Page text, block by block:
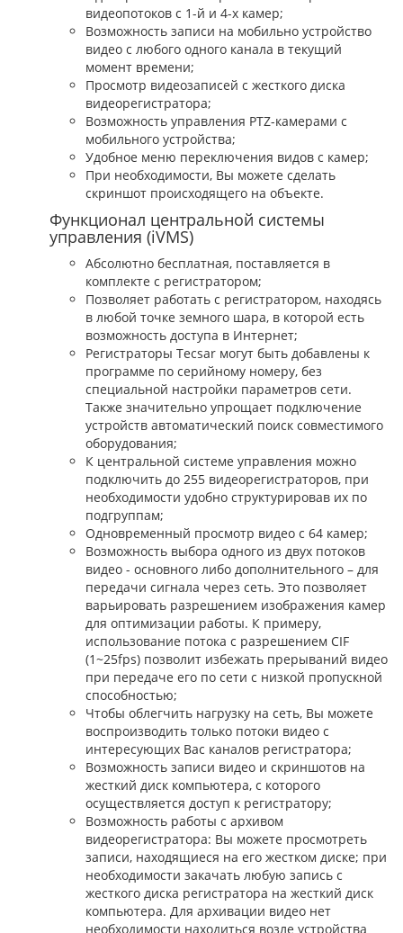
видеопотоков с 1-й и 4-х камер;
Возможность записи на мобильно устройство
видео с любого одного канала в текущий
момент времени;
Просмотр видеозаписей с жесткого диска
видеорегистратора;
Возможность управления PTZ-камерами с
мобильного устройства;
Удобное меню переключения видов с камер;
При необходимости, Вы можете сделать
скриншот происходящего на объекте.
Функционал центральной системы
управления (iVMS)
Абсолютно бесплатная, поставляется в
комплекте с регистратором;
Позволяет работать с регистратором, находясь
в любой точке земного шара, в которой есть
возможность доступа в Интернет;
Регистраторы Tecsar могут быть добавлены к
программе по серийному номеру, без
специальной настройки параметров сети.
Также значительно упрощает подключение
устройств автоматический поиск совместимого
оборудования;
К центральной системе управления можно
подключить до 255 видеорегистраторов, при
необходимости удобно структурировав их по
подгруппам;
Одновременный просмотр видео с 64 камер;
Возможность выбора одного из двух потоков
видео - основного либо дополнительного – для
передачи сигнала через сеть. Это позволяет
варьировать разрешением изображения камер
для оптимизации работы. К примеру,
использование потока с разрешением CIF
(1~25fps) позволит избежать прерываний видео
при передаче его по сети с низкой пропускной
способностью;
Чтобы облегчить нагрузку на сеть, Вы можете
воспроизводить только потоки видео с
интересующих Вас каналов регистратора;
Возможность записи видео и скриншотов на
жесткий диск компьютера, с которого
осуществляется доступ к регистратору;
Возможность работы с архивом
видеорегистратора: Вы можете просмотреть
записи, находящиеся на его жестком диске; при
необходимости закачать любую запись с
жесткого диска регистратора на жесткий диск
компьютера. Для архивации видео нет
необходимости находиться возле устройства